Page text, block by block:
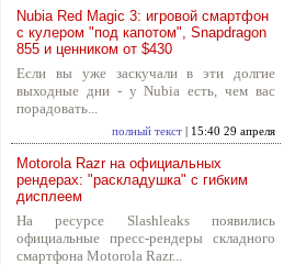
Nubia Red Magic 3: игровой смартфон
с кулером "под капотом", Snapdragon
855 и ценником от $430
Если вы уже заскучали в эти долгие
выходные дни - у Nubia есть, чем вас
порадовать...
полный текст | 15:40 29 апреля
Motorola Razr на официальных
рендерах: "раскладушка" с гибким
дисплеем
На ресурсе Slashleaks появились
официальные пресс-рендеры складного
смартфона Motorola Razr...